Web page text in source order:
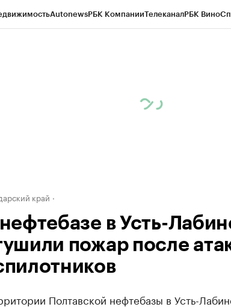
AutonewsРБК КомпанииТелеканалРБК Вино
край
в Усть-
пожар после
Полтавской нефтебазы в Усть-